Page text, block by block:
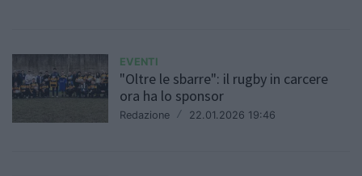
EVENTI
"Oltre le sbarre": il rugby in carcere
ora ha lo sponsor
Redazione / 22.01.2026 19:46